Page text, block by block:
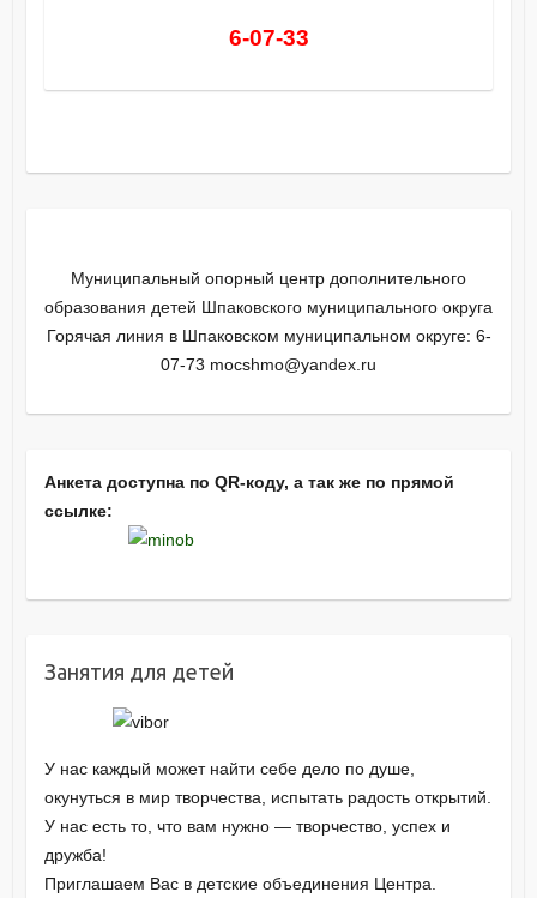
6-07-33
Муниципальный опорный центр дополнительного
образования детей Шпаковского муниципального округа
Горячая линия в Шпаковском муниципальном округе: 6-
07-73 mocshmo@yandex.ru
Анкета доступна по QR-коду, а так же по прямой
ссылке:
Занятия для детей
У нас каждый может найти себе дело по душе,
окунуться в мир творчества, испытать радость открытий.
У нас есть то, что вам нужно — творчество, успех и
дружба!
Приглашаем Вас в детские объединения Центра.